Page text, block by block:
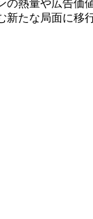
の熱量や広告価
新たな局面に移